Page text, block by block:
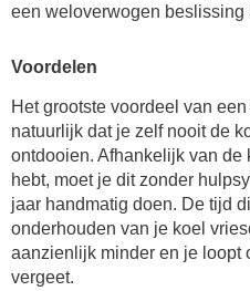
een weloverwogen beslissing
Voordelen
Het grootste voordeel van
natuurlijk dat je zelf nooit de
ontdooien. Afhankelijk van
hebt, moet je dit zonder
jaar handmatig doen. De tijd
onderhouden van je koel
aanzienlijk minder en je loopt
vergeet.